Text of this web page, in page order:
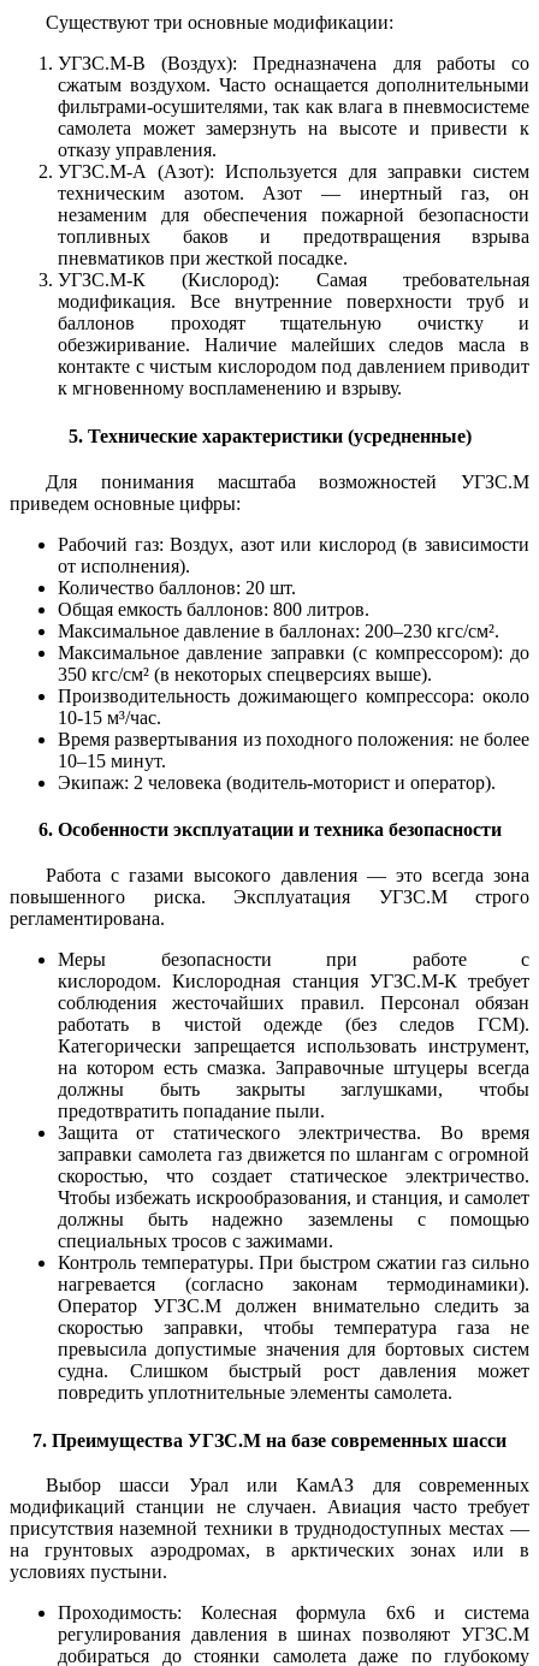
Существуют три основные модификации:
УГЗС.М-В (Воздух): Предназначена для работы со
сжатым воздухом. Часто оснащается дополнительными
фильтрами-осушителями, так как влага в пневмосистеме
самолета может замерзнуть на высоте и привести к
отказу управления.
УГЗС.М-А (Азот): Используется для заправки систем
техническим азотом. Азот — инертный газ, он
незаменим для обеспечения пожарной безопасности
топливных баков и предотвращения взрыва
пневматиков при жесткой посадке.
УГЗС.М-К (Кислород): Самая требовательная
модификация. Все внутренние поверхности труб и
баллонов проходят тщательную очистку и
обезжиривание. Наличие малейших следов масла в
контакте с чистым кислородом под давлением приводит
к мгновенному воспламенению и взрыву.
5. Технические характеристики (усредненные)
Для понимания масштаба возможностей УГЗС.М
приведем основные цифры:
Рабочий газ: Воздух, азот или кислород (в зависимости
от исполнения).
Количество баллонов: 20 шт.
Общая емкость баллонов: 800 литров.
Максимальное давление в баллонах: 200–230 кгс/см².
Максимальное давление заправки (с компрессором): до
350 кгс/см² (в некоторых спецверсиях выше).
Производительность дожимающего компрессора: около
10-15 м³/час.
Время развертывания из походного положения: не более
10–15 минут.
Экипаж: 2 человека (водитель-моторист и оператор).
6. Особенности эксплуатации и техника безопасности
Работа с газами высокого давления — это всегда зона
повышенного риска. Эксплуатация УГЗС.М строго
регламентирована.
Меры безопасности при работе с
кислородом.Кислородная станция УГЗС.М-К требует
соблюдения жесточайших правил. Персонал обязан
работать в чистой одежде (без следов ГСМ).
Категорически запрещается использовать инструмент,
на котором есть смазка. Заправочные штуцеры всегда
должны быть закрыты заглушками, чтобы
предотвратить попадание пыли.
Защита от статического электричества. Во время
заправки самолета газ движется по шлангам с огромной
скоростью, что создает статическое электричество.
Чтобы избежать искрообразования, и станция, и самолет
должны быть надежно заземлены с помощью
специальных тросов с зажимами.
Контроль температуры.При быстром сжатии газ сильно
нагревается (согласно законам термодинамики).
Оператор УГЗС.М должен внимательно следить за
скоростью заправки, чтобы температура газа не
превысила допустимые значения для бортовых систем
судна. Слишком быстрый рост давления может
повредить уплотнительные элементы самолета.
7. Преимущества УГЗС.М на базе современных шасси
Выбор шасси Урал или КамАЗ для современных
модификаций станции не случаен. Авиация часто требует
присутствия наземной техники в труднодоступных местах —
на грунтовых аэродромах, в арктических зонах или в
условиях пустыни.
Проходимость: Колесная формула 6х6 и система
регулирования давления в шинах позволяют УГЗС.М
добираться до стоянки самолета даже по глубокому